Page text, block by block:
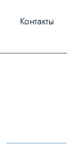
Контакты